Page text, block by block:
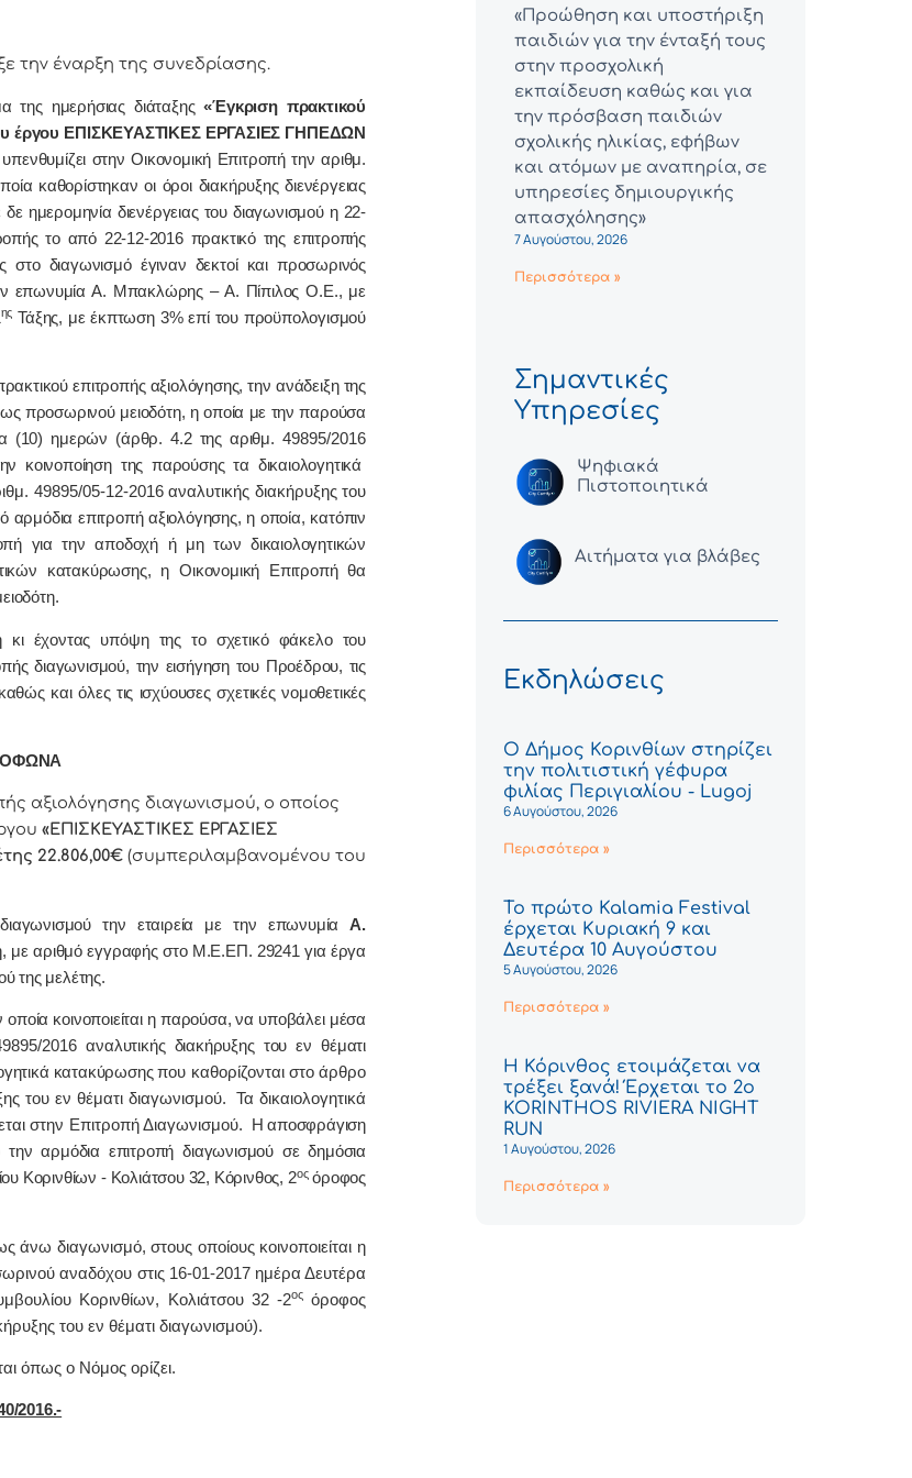
έναρξη της συνεδρίασης.
της ημερήσιας διάταξης«Έγκριση πρακτικού
έργου ΕΠΙΣΚΕΥΑΣΤΙΚΕΣ ΕΡΓΑΣΙΕΣ ΓΗΠΕΔΩΝ
υπενθυμίζει στην Οικονομική Επιτροπή την αριθμ.
καθορίστηκαν οι όροι διακήρυξης διενέργειας
ημερομηνία διενέργειας του διαγωνισμού η 22-
το από 22-12-2016 πρακτικό της επιτροπής
διαγωνισμό έγιναν δεκτοί και προσωρινός
επωνυμία Α. Μπακλώρης – Α. Πίπιλος Ο.Ε., με
ης Τάξης, με έκπτωση 3% επί του προϋπολογισμού
επιτροπής αξιολόγησης, την ανάδειξη της
προσωρινού μειοδότη, η οποία με την παρούσα
(10) ημερών (άρθρ. 4.2 της αριθμ. 49895/2016
κοινοποίηση της παρούσης τα δικαιολογητικά
49895/05-12-2016 αναλυτικής διακήρυξης του
επιτροπή αξιολόγησης, η οποία, κατόπιν
για την αποδοχή ή μη των δικαιολογητικών
κατακύρωσης, η Οικονομική Επιτροπή θα
έχοντας υπόψη της το σχετικό φάκελο του
διαγωνισμού, την εισήγηση του Προέδρου, τις
και όλες τις ισχύουσες σχετικές νομοθετικές
αξιολόγησης διαγωνισμού, ο οποίος
«ΕΠΙΣΚΕΥΑΣΤΙΚΕΣ ΕΡΓΑΣΙΕΣ
22.806,00€ (συμπεριλαμβανομένου του
την εταιρεία με την επωνυμίαΑ.
με αριθμό εγγραφής στο Μ.Ε.ΕΠ. 29241 για έργα
της μελέτης.
κοινοποιείται η παρούσα, να υποβάλει μέσα
2016 αναλυτικής διακήρυξης του εν θέματι
κατακύρωσηςπου καθορίζονται στο άρθρο
του εν θέματι διαγωνισμού.Τα δικαιολογητικά
στην Επιτροπή Διαγωνισμού.
Η αποσφράγιση
αρμόδια επιτροπή διαγωνισμού σε δημόσια
Κορινθίων - Κολιάτσου 32, Κόρινθος, 2οςόροφος
διαγωνισμό, στους οποίους κοινοποιείται η
αναδόχου στις 16-01-2017 ημέρα Δευτέρα
Κορινθίων, Κολιάτσου 32 -2οςόροφος
του εν θέματι διαγωνισμού).
όπως o Νόμoς oρίζει.
2016.-
«Προώθηση και υποστήριξη
παιδιών για την ένταξή τους
στην προσχολική
εκπαίδευση καθώς και για
την πρόσβαση παιδιών
σχολικής ηλικίας, εφήβων
και ατόμων με αναπηρία, σε
υπηρεσίες δημιουργικής
απασχόλησης»
7 Αυγούστου, 2026
Περισσότερα »
Σημαντικές
Υπηρεσίες
Ψηφιακά
Πιστοποιητικά
Αιτήματα για βλάβες
Εκδηλώσεις
Ο Δήμος Κορινθίων στηρίζει
την πολιτιστική γέφυρα
φιλίας Περιγιαλίου - Lugoj
6 Αυγούστου, 2026
Περισσότερα »
Το πρώτο Kalamia Festival
έρχεται Κυριακή 9 και
Δευτέρα 10 Αυγούστου
5 Αυγούστου, 2026
Περισσότερα »
Η Κόρινθος ετοιμάζεται να
τρέξει ξανά! Έρχεται το 2ο
KORINTHOS RIVIERA NIGHT
RUN
1 Αυγούστου, 2026
Περισσότερα »